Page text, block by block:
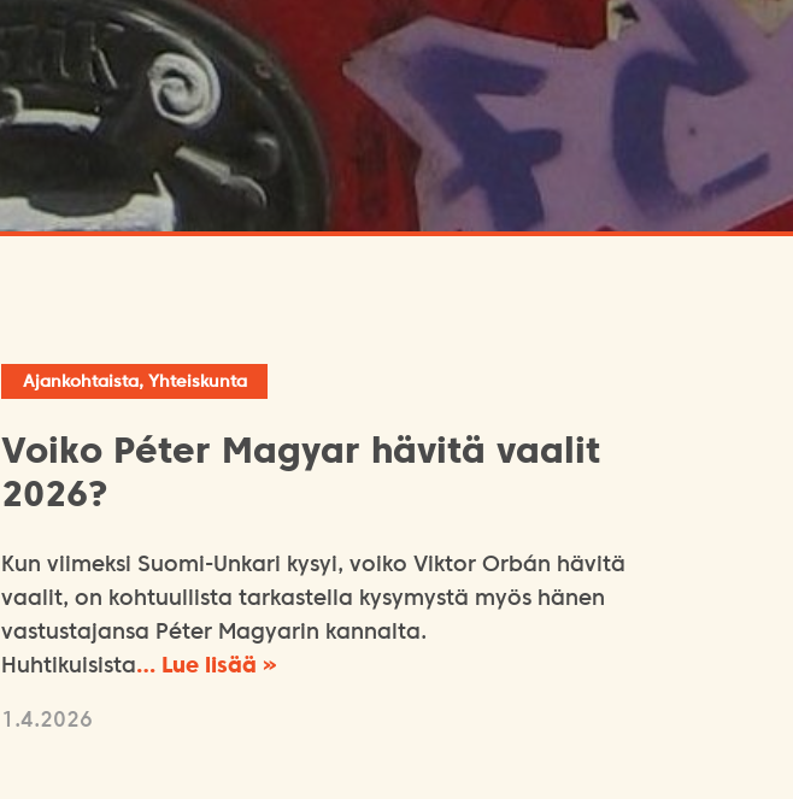
Ajankohtaista, Yhteiskunta
Voiko Péter Magyar hävitä vaalit
2026?
Kun viimeksi Suomi-Unkari kysyi, voiko Viktor Orbán hävitä
vaalit, on kohtuullista tarkastella kysymystä myös hänen
vastustajansa Péter Magyarin kannalta.
Huhtikuisista… Lue lisää »
1.4.2026